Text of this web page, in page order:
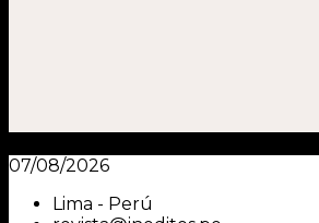
07/08/2026
Lima - Perú